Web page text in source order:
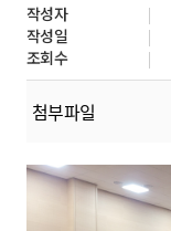
작성자
작성일
조회수
첨부파일